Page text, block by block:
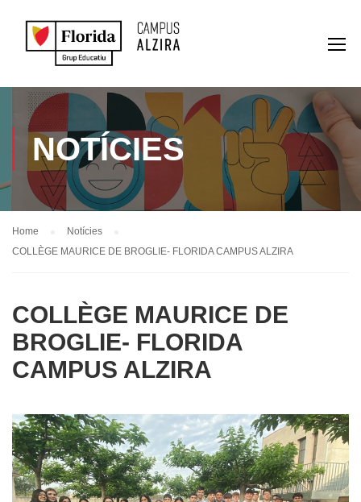
NOTÍCIES
Home
Notícies
COLLÈGE MAURICE DE BROGLIE- FLORIDA CAMPUS ALZIRA
COLLÈGE MAURICE DE
BROGLIE- FLORIDA
CAMPUS ALZIRA